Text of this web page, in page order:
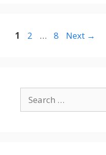
Page
1 Page
2 … Page
8 Next →
for: